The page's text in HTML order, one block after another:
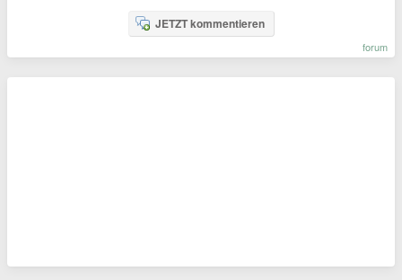
JETZT kommentieren
forum